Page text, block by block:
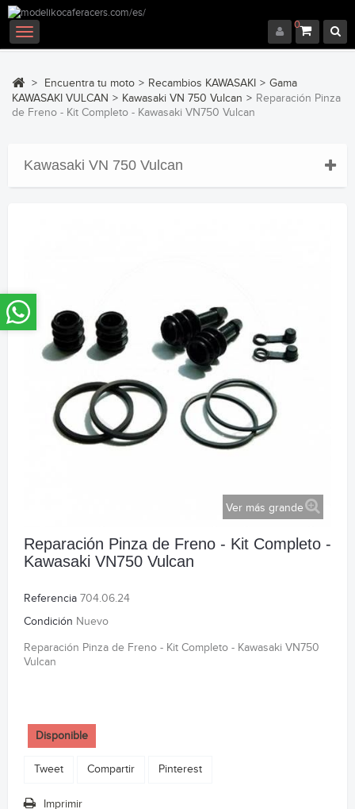
0
Navegación
Toggle
> Encuentra tu moto > Recambios KAWASAKI > Gama
KAWASAKI VULCAN > Kawasaki VN 750 Vulcan > Reparación Pinza
de Freno - Kit Completo - Kawasaki VN750 Vulcan
Kawasaki VN 750 Vulcan
Ver más grande
Reparación Pinza de Freno - Kit Completo -
Kawasaki VN750 Vulcan
Referencia 704.06.24
Condición Nuevo
Reparación Pinza de Freno - Kit Completo - Kawasaki VN750
Vulcan
Disponible
Tweet Compartir Pinterest
Imprimir